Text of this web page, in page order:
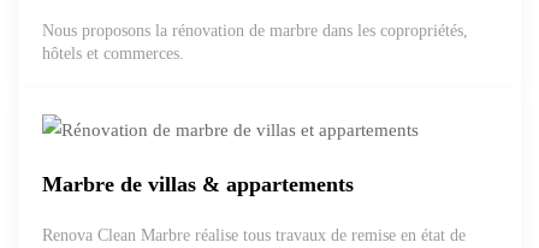
Nous proposons la rénovation de marbre dans les copropriétés,
hôtels et commerces.
Marbre de villas & appartements
Renova Clean Marbre réalise tous travaux de remise en état de